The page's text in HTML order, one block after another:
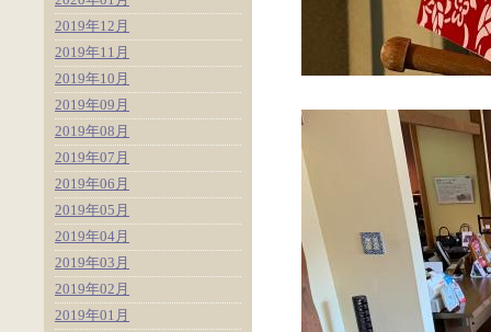
2019年12月
2019年11月
2019年10月
2019年09月
2019年08月
2019年07月
2019年06月
2019年05月
2019年04月
2019年03月
2019年02月
2019年01月